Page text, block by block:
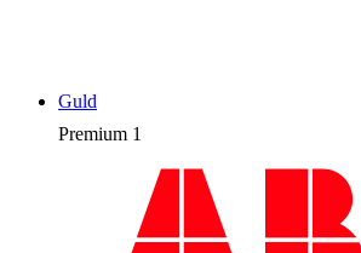
Premium 1
Guld